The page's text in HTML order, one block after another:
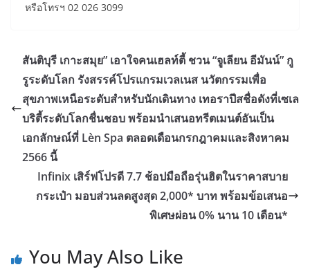
หรือโทรฯ 02 026 3099
สันติบุรี เกาะสมุย” เอาใจคนเฮลท์ตี้ ชวน “จูเลียน อีมันน์” กู
รูระดับโลก รังสรรค์โปรแกรมเวลเนส นวัตกรรมเพื่อ
สุขภาพเหนือระดับสำหรับนักเดินทาง เทอราปีสชื่อดังที่เซเล
บริตี้ระดับโลกชื่นชอบ พร้อมนำเสนอทรีตเมนต์อันเป็น
เอกลักษณ์ที่ Lèn Spa ตลอดเดือนกรกฎาคมและสิงหาคม
2566 นี้
Infinix เสิร์ฟโปรดี 7.7 ช้อปมือถือรุ่นฮิตในราคาสบาย
กระเป๋า มอบส่วนลดสูงสุด 2,000* บาท พร้อมข้อเสนอ
พิเศษผ่อน 0% นาน 10 เดือน*
You May Also Like